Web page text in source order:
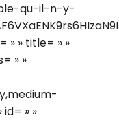
qu-il-n-y-
» » title= » »
» »
» »